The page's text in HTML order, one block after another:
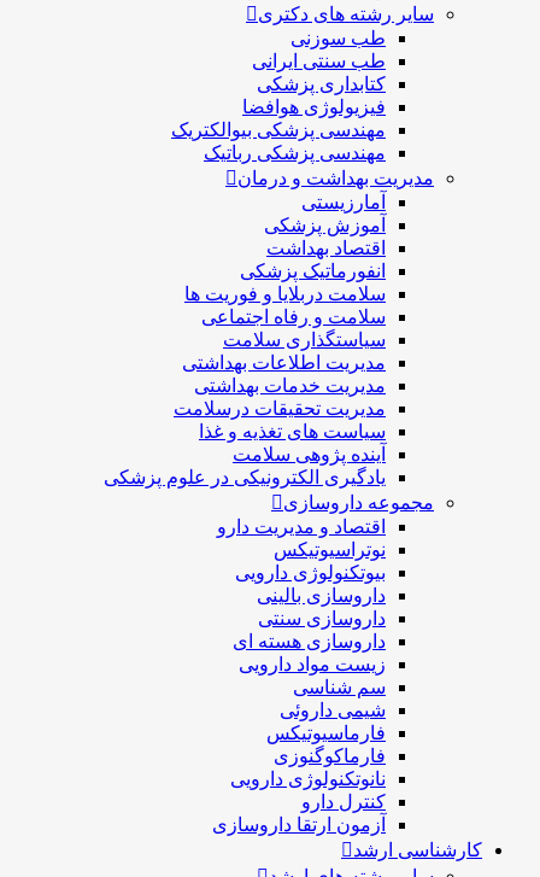
سایر رشته های دکتری
طب سوزنی
طب سنتی ایرانی
کتابداری پزشکی
فیزیولوژی هوافضا
مهندسی پزشکی بیوالکتریک
مهندسی پزشکی رباتیک
مدیریت بهداشت و درمان
آمارزیستی
آموزش پزشکی
اقتصاد بهداشت
انفورماتیک پزشکی
سلامت دربلايا و فوريت ها
سلامت و رفاه اجتماعی
سیاستگذاری سلامت
مدیریت اطلاعات بهداشتی
مدیریت خدمات بهداشتی
مدیریت تحقیقات درسلامت
سیاست های تغذیه و غذا
آینده پژوهی سلامت
یادگیری الکترونیکی در علوم پزشکی
مجموعه داروسازی
اقتصاد و مديريت دارو
نوتراسیوتیکس
بيوتكنولوژی دارویی
داروسازی بالينی
داروسازی سنتی
داروسازی هسته ای
زیست مواد دارویی
سم شناسی
شيمی داروئی
فارماسيوتيكس
فارماكوگنوزی
نانوتکنولوژی دارویی
كنترل دارو
آزمون ارتقا داروسازی
کارشناسی ارشد